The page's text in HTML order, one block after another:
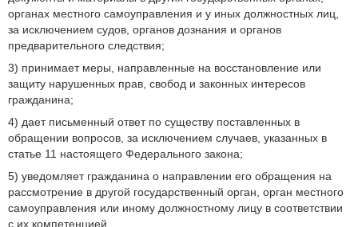
органах местного самоуправления и у иных должностных лиц,
за исключением судов, органов дознания и органов
предварительного следствия;
3) принимает меры, направленные на восстановление или
защиту нарушенных прав, свобод и законных интересов
гражданина;
4) дает письменный ответ по существу поставленных в
обращении вопросов, за исключением случаев, указанных в
статье 11 настоящего Федерального закона;
5) уведомляет гражданина о направлении его обращения на
рассмотрение в другой государственный орган, орган местного
самоуправления или иному должностному лицу в соответствии
с их компетенцией.